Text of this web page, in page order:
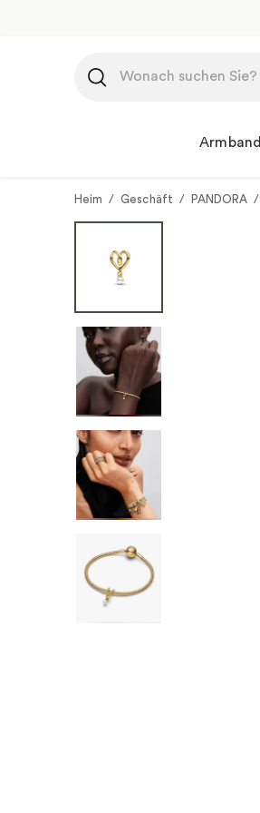
Inhalt
springen
Armband
Heim / Geschäft / PANDORA /